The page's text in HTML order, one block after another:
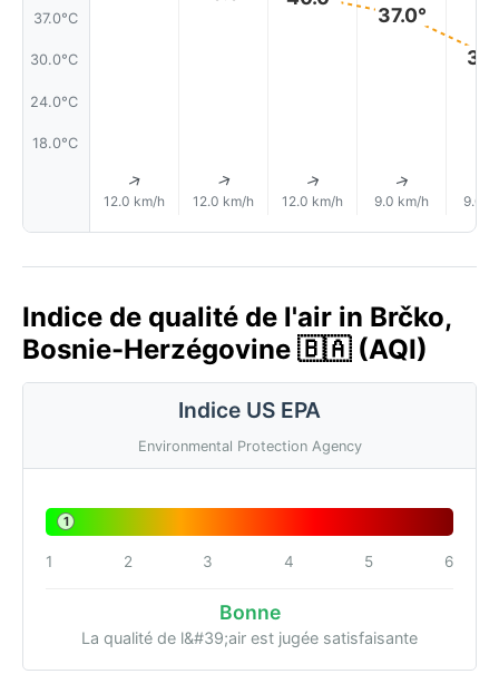
37.0°C
30.0°C
24.0°C
18.0°C
↑
12.0 km/h
↑
12.0 km/h
↑
12.0 km/h
37.0°
↑
9.0 km/h 9.0
Indice de qualité de l'air in Brčko,
Bosnie-Herzégovine 🇧🇦 (AQI)
Indice US EPA
Environmental Protection Agency
1
1 2 3 4 5 6
Bonne
La qualité de l&#39;air est jugée satisfaisante